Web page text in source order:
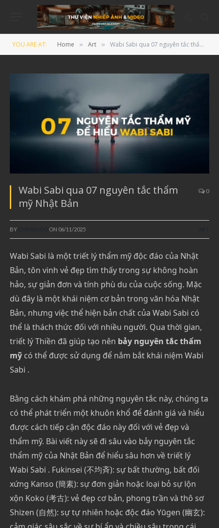
YOU ARE AT: Home » Art » Wabi Sabi qua 07 nguyên tắc thẩm mỹ Nhật Bản
Wabi Sabi qua 07 nguyên tắc thẩm
mỹ Nhật Bản
0
BY ON 06/11/2025
Wabi Sabi là một triết lý thẩm mỹ độc đáo của Nhật
Bản, tôn vinh vẻ đẹp tìm thấy trong sự không hoàn
hảo, sự giản đơn và tính phù du của cuộc sống. Mặc
dù đây là một khái niệm cơ bản trong văn hóa Nhật
Bản, nhưng việc thể hiện bản chất của Wabi Sabi có
thể là thách thức đối với nhiều người. Qua thời gian,
triết lý Thiền đã giúp tạo nên bảy nguyên tắc thẩm
mỹ có thể được sử dụng để nắm bắt khái niệm Wabi
Sabi .
Bằng cách khám phá những nguyên tắc này, chúng ta
có thể phát triển một khuôn khổ để đánh giá và hiểu
được cách tiếp cận độc đáo này đối với vẻ đẹp và
thẩm mỹ. Bài viết này sẽ đi sâu vào bảy nguyên tắc
thẩm mỹ của Nhật Bản để hiểu sâu hơn về triết lý
Wabi Sabi . Fukinsei (不均斉): sự bất thường, bất đối
xứng Kanso (簡素): sự đơn giản hoặc loại bỏ sự lộn
xộn Koko (考古): vẻ đẹp cơ bản, phong trần và thô sơ
Shizen (自然): sự tự nhiên hoặc độc đáo Yūgen (幽玄):